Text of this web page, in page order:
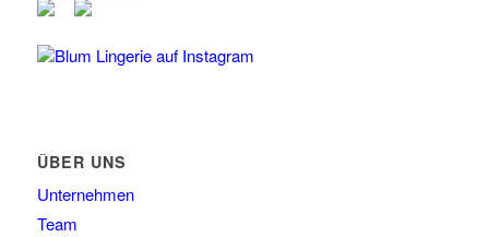
Blum Lingerie auf Instagram
ÜBER UNS
Unternehmen
Team